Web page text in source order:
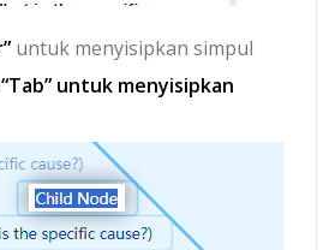
untuk menyisipkan simpul
“Tab” untuk menyisipkan